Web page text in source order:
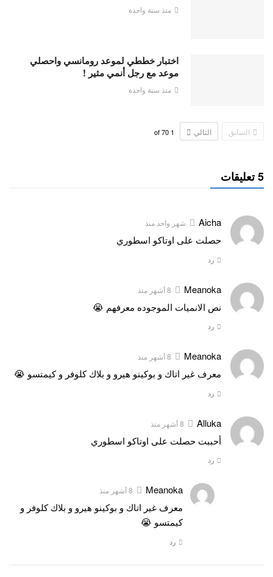
منذ سنة واحدة
اختبار خططي لموعد رومانسي واحصلي
موعد مع رجل أنمي مثير !
منذ سنة واحدة
السابق التالي 1
70
5 تعليقات
Aicha شهر واحد منذ
حصلت على اوتاكو اسطوري
رد
Meanoka 8 أشهر منذ
نص الانميات الموجوده معرفهم 😭
رد
Meanoka 8 أشهر منذ
معرف غير اتاك و بوكينو هيرو و بلاك كلوفر و كيمتسو 😭
رد
Alluka 8 أشهر منذ
أحببت حصلت على اوتاكو اسطوري
رد
Meanoka 8 أشهر منذ
معرف غير اتاك و بوكينو هيرو و بلاك كلوفر و
كيمتسو 😭
رد